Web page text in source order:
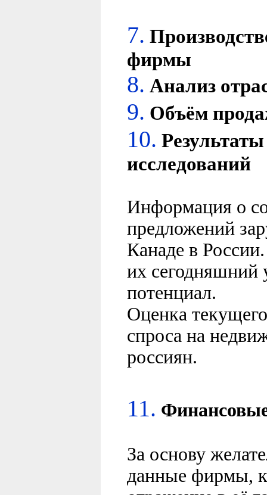
7.
фирмы
8. Анализ
9. Объём
10.
исследований
Информация о
предложений
Канаде в
их сегодняшний
потенциал.
Оценка
спроса на
россиян.
11.
За основу
данные фирмы,